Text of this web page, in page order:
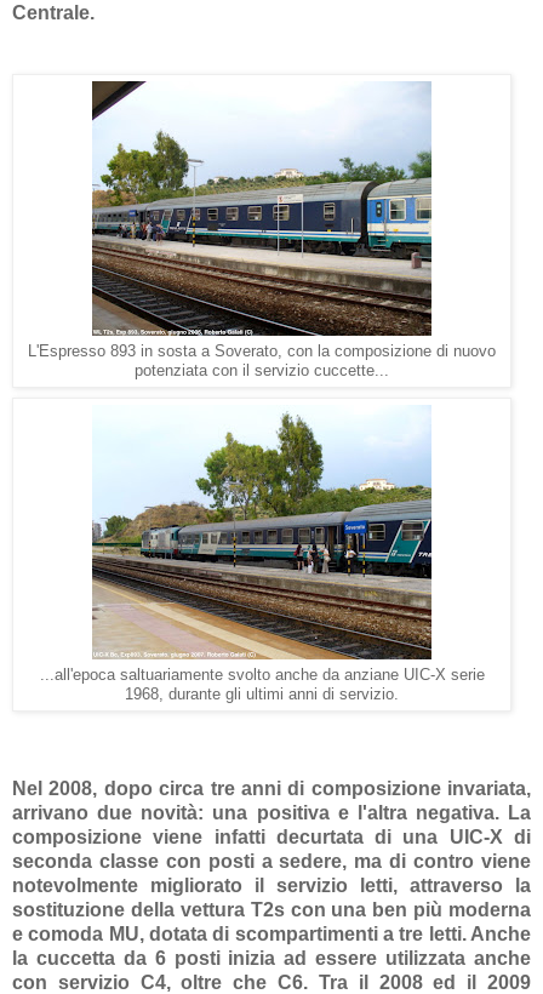
Centrale.
L'Espresso 893 in sosta a Soverato, con la composizione di nuovo
potenziata con il servizio cuccette...
...all'epoca saltuariamente svolto anche da anziane UIC-X serie
1968, durante gli ultimi anni di servizio.
Nel 2008, dopo circa tre anni di composizione invariata,
arrivano due novità: una positiva e l'altra negativa. La
composizione viene infatti decurtata di una UIC-X di
seconda classe con posti a sedere, ma di contro viene
notevolmente migliorato il servizio letti, attraverso la
sostituzione della vettura T2s con una ben più moderna
e comoda MU, dotata di scompartimenti a tre letti. Anche
la cuccetta da 6 posti inizia ad essere utilizzata anche
con servizio C4, oltre che C6. Tra il 2008 ed il 2009